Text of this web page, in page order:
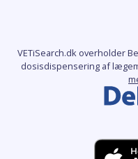
VETiSearch.dk overholder
dosisdispensering af